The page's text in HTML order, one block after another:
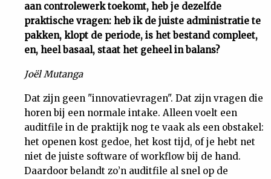
Cijfers
Magazine
Podcast
Dossiers
aan controlewerk toekomt, heb je dezelfde
praktische vragen: heb ik de juiste administratie te
pakken, klopt de periode, is het bestand compleet,
en, heel basaal, staat het geheel in balans?
Joël Mutanga
Dat zijn geen "innovatievragen". Dat zijn vragen die
horen bij een normale intake. Alleen voelt een
auditfile in de praktijk nog te vaak als een obstakel:
het openen kost gedoe, het kost tijd, of je hebt net
niet de juiste software of workflow bij de hand.
Daardoor belandt zo’n auditfile al snel op de